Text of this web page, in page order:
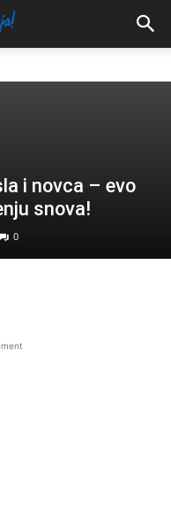
i novca – evo
snova!
0